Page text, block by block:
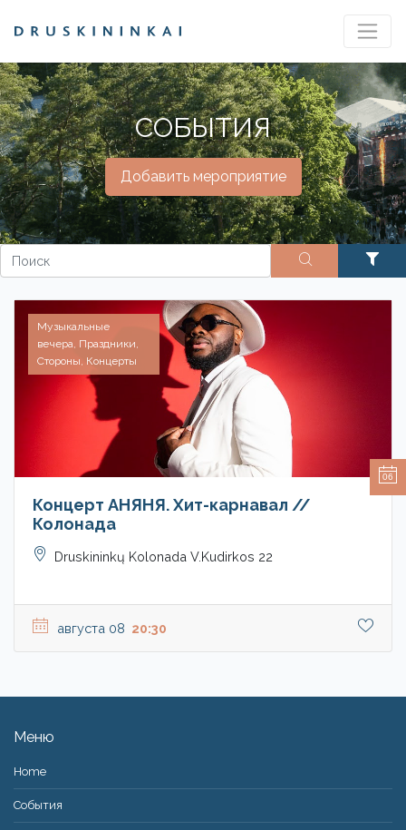
СОБЫТИЯ
Добавить мероприятие
Музыкальные
вечера, Праздники,
Стороны, Концерты
Концерт АНЯНЯ. Хит-карнавал //
Колонада
Druskininkų Kolonada V.Kudirkos 22
августа 08 20:30
Меню
Home
События
06